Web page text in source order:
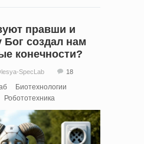
правши и
создал нам
конечности?
SpecLab 18
Биотехнологии
Робототехника